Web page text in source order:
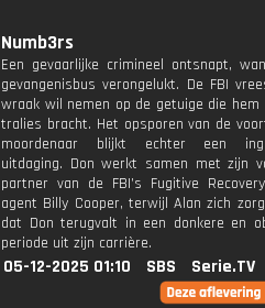
Numb3rs
Een gevaarlijke crimineel ontsnapt,
gevangenisbus verongelukt. De FBI
wraak wil nemen op de getuige die hem
tralies bracht. Het opsporen van de
moordenaar blijkt echter een
uitdaging. Don werkt samen met zijn
partner van de FBI’s Fugitive
agent Billy Cooper, terwijl Alan zich
dat Don terugvalt in een donkere en
periode uit zijn carrière.
05-12-2025 01:10 SBS Serie.TV